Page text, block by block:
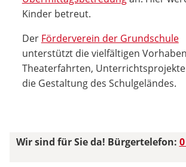
Kinder betreut.
Der Förderverein der Grundschule
unterstützt die vielfältigen
Theaterfahrten,
die Gestaltung des Schulgeländes.
Wir sind für Sie da! Bürgertelefon: